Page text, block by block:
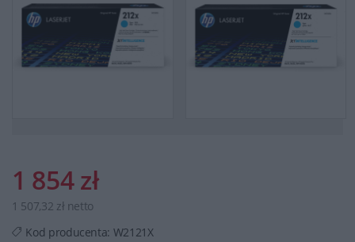
1 854 zł
1 507,32 zł netto
Kod producenta: W2121X